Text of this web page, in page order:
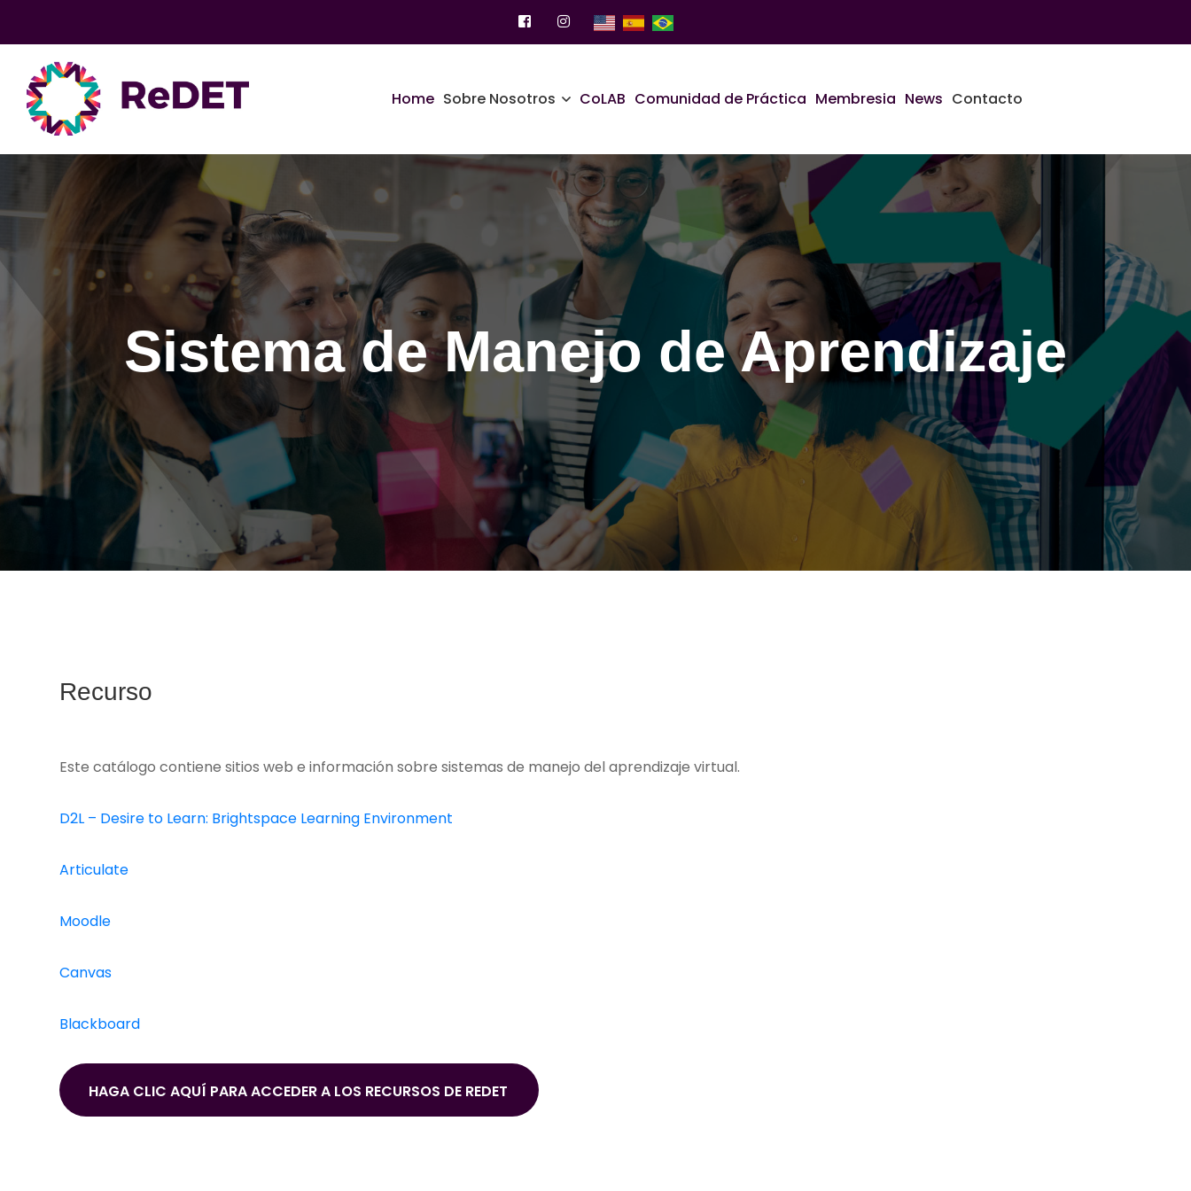
Home Sobre Nosotros CoLAB Comunidad de Práctica Membresia News Contacto
Sistema de Manejo de Aprendizaje
Recurso
Este catálogo contiene sitios web e información sobre sistemas de manejo del aprendizaje virtual.
D2L – Desire to Learn: Brightspace Learning Environment
Articulate
Moodle
Canvas
Blackboard
HAGA CLIC AQUÍ PARA ACCEDER A LOS RECURSOS DE REDET